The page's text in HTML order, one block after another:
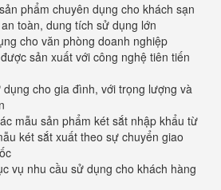
sản phẩm chuyên dụng cho khách sạn
an toàn, dung tích sử dụng lớn
cho văn phòng doanh nghiệp
được sản xuất với công nghệ tiên tiến
dụng cho gia đình, với trọng lượng và
mẫu sản phẩm két sắt nhập khẩu từ
két sắt xuất theo sự chuyển giao
vụ nhu cầu sử dụng cho khách hàng